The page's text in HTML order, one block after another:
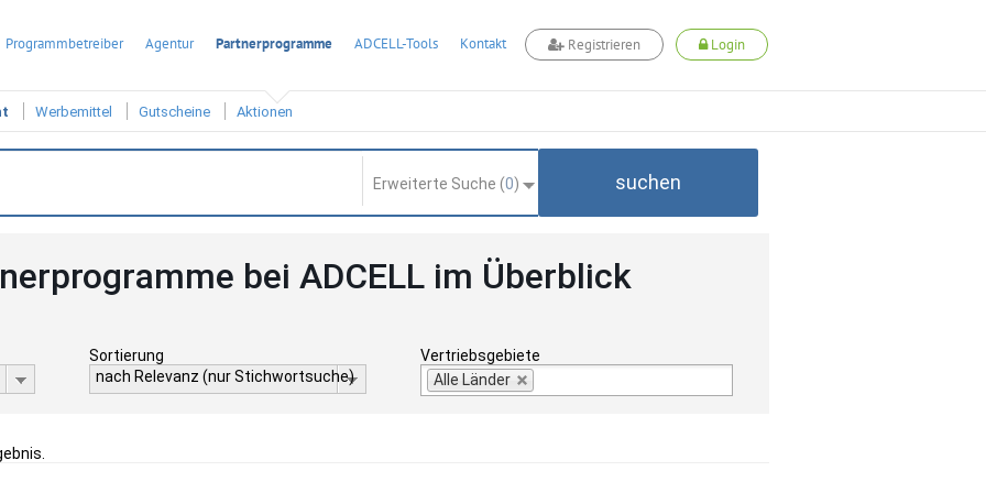
Programmbetreiber Agentur Partnerprogramme ADCELL-Tools Kontakt Registrieren Login
Werbemittel Gutscheine Aktionen
Erweiterte Suche (0) suchen
bei ADCELL im Überblick
Sortierung
nach Relevanz (nur Stichwortsuche)
Vertriebsgebiete
Alle Länder